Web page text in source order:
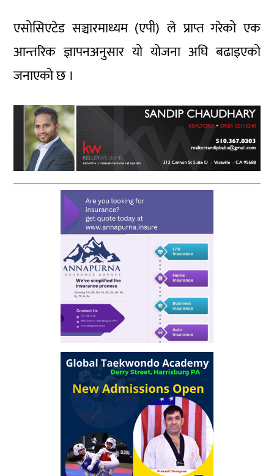
एसोसिएटेड सञ्चारमाध्यम (एपी) ले प्राप्त गरेको एक
आन्तरिक ज्ञापनअनुसार यो योजना अघि बढाइएको
जनाएको छ ।